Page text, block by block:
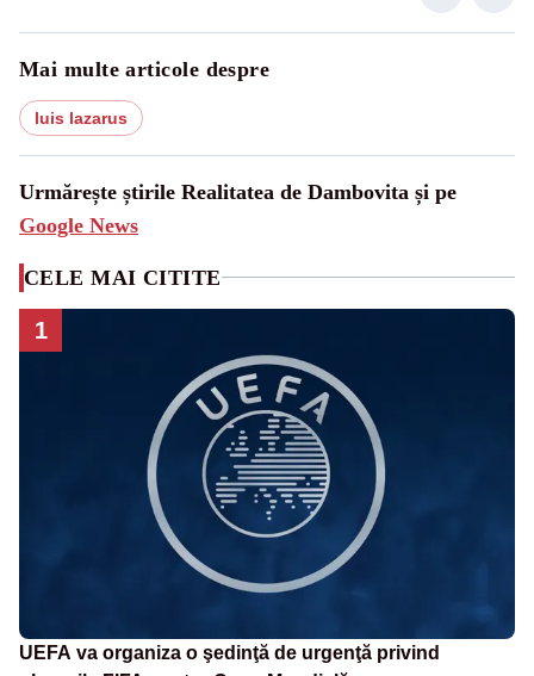
Mai multe articole despre
luis lazarus
Urmărește știrile Realitatea de Dambovita și pe
Google News
CELE MAI CITITE
1
UEFA va organiza o şedinţă de urgenţă privind